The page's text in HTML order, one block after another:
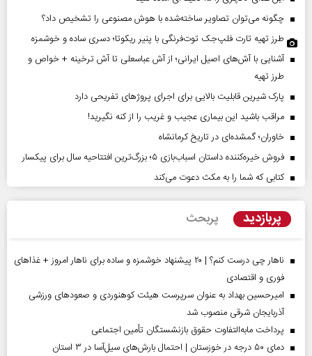
چگونه می‌توان تصاویر ساخته‌شده با هوش مصنوعی را تشخیص داد؟
طرز تهیه تارت فلپ‌جک توت‌فرنگی با پنیر ریکوتا؛ دسری ساده و خوشمزه
آشنایی با آش‌های اصیل ایرانی؛ از آش عباسعلی تا آش ترخینه + خواص و
طرز تهیه
پارک شیرین قابلیت‌ بالایی برای اجرای پروژهای تفریحی دارد
مراقب باشید این بیماری عجیب و غریب را از کنه نگیرید!
خاوران؛ گمشده‌ای در تاریخ کرمانشاه
فروش خیره‌کننده داستان اسباب‌بازی ۵؛ بزرگ‌ترین افتتاحیه سال برای پیکسار
کتابی که شما را به مکث دعوت می‌کند
پربازدید پربحث
ناهار چی درست کنم؟ | ۲۰ پیشنهاد خوشمزه و ساده برای ناهار امروز + غذاهای
فوری و اقتصادی
امیرحسین بهداد به عنوان سرپرست هیئت کوهنوردی و صعودهای ورزشی
آذربایجان شرقی منصوب شد
پرداخت مابه‌التفاوت حقوق بازنشستگان تأمین اجتماعی
دمای ۵۰ درجه در خوزستان | احتمال بارش‌های سیل‌آسا در ۳ استان